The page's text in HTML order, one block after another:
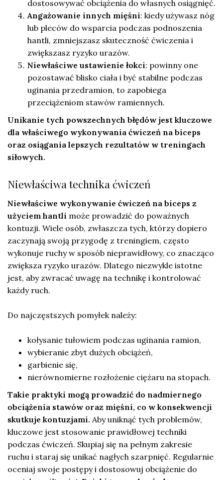
dostosowywać obciążenia do własnych osiągnięć.
Angażowanie innych mięśni: kiedy używasz nóg
lub pleców do wsparcia podczas podnoszenia
hantli, zmniejszasz skuteczność ćwiczenia i
zwiększasz ryzyko urazów.
Niewłaściwe ustawienie łokci: powinny one
pozostawać blisko ciała i być stabilne podczas
uginania przedramion, to zapobiega
przeciążeniom stawów ramiennych.
Unikanie tych powszechnych błędów jest kluczowe
dla właściwego wykonywania ćwiczeń na biceps
oraz osiągania lepszych rezultatów w treningach
siłowych.
Niewłaściwa technika ćwiczeń
Niewłaściwe wykonywanie ćwiczeń na biceps z
użyciem hantli może prowadzić do poważnych
kontuzji. Wiele osób, zwłaszcza tych, którzy dopiero
zaczynają swoją przygodę z treningiem, często
wykonuje ruchy w sposób nieprawidłowy, co znacząco
zwiększa ryzyko urazów. Dlatego niezwykle istotne
jest, aby zwracać uwagę na technikę i kontrolować
każdy ruch.
Do najczęstszych pomyłek należy:
kołysanie tułowiem podczas uginania ramion,
wybieranie zbyt dużych obciążeń,
garbienie się,
nierównomierne rozłożenie ciężaru na stopach.
Takie praktyki mogą prowadzić do nadmiernego
obciążenia stawów oraz mięśni, co w konsekwencji
skutkuje kontuzjami. Aby uniknąć tych problemów,
kluczowe jest stosowanie prawidłowej techniki
podczas ćwiczeń. Skupiaj się na pełnym zakresie
ruchu i staraj się unikać nagłych szarpnięć. Regularnie
oceniaj swoje postępy i dostosowuj obciążenie do